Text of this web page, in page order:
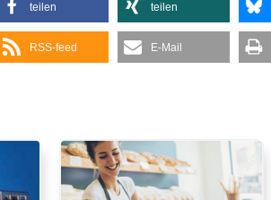
teilen teilen
RSS-feed E-Mail